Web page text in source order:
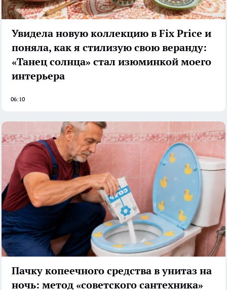
Увидела новую коллекцию в Fix Price и
поняла, как я стилизую свою веранду:
«Танец солнца» стал изюминкой моего
интерьера
06:10
Пачку копеечного средства в унитаз на
ночь: метод «советского сантехника»